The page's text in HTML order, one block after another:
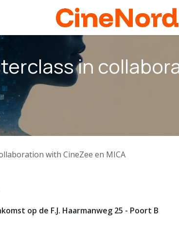
in
with CineZee en MICA
op de F.J. Haarmanweg 25 - Poort B